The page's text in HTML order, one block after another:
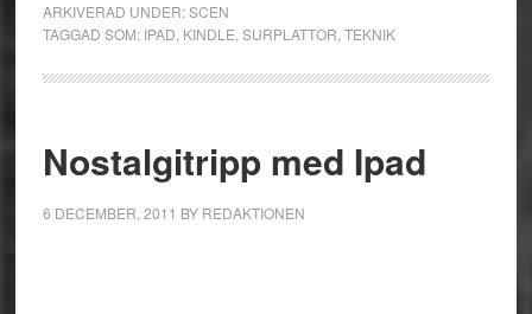
ARKIVERAD UNDER:SCEN
TAGGAD SOM: IPAD KINDLE SURPLATTOR TEKNIK
Nostalgitripp med Ipad
6 DECEMBER, 2011 BY REDAKTIONEN